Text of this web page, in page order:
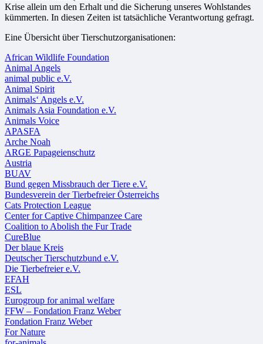
Krise allein um den Erhalt und die Sicherung unseres Wohlstandes
kümmerten. In diesen Zeiten ist tatsächliche Verantwortung gefragt.
Eine Übersicht über Tierschutzorganisationen:
African Wildlife Foundation
Animal Angels
animal public e.V.
Animal Spirit
Animals‘ Angels e.V.
Animals Asia Foundation e.V.
Animals Voice
APASFA
Arche Noah
ARGE Papageienschutz
Austria
BUAV
Bund gegen Missbrauch der Tiere e.V.
Bundesverein der Tierbefreier Österreichs
Cats Protection League
Center for Captive Chimpanzee Care
Coalition to Abolish the Fur Trade
CureBlue
Der blaue Kreis
Deutscher Tierschutzbund e.V.
Die Tierbefreier e.V.
EFAH
ESL
Eurogroup for animal welfare
FFW – Fondation Franz Weber
Fondation Franz Weber
For Nature